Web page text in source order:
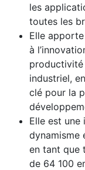
les
toutes les
Elle
à
productivité
industriel,
clé pour la
Elle est
dynamisme
en tant que
de 64 100